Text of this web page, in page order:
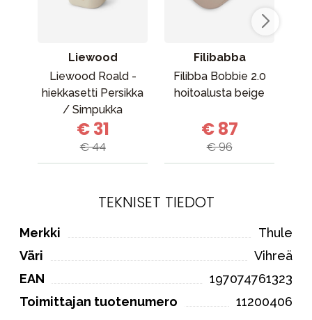
Liewood
Liewood Roald -
hiekkasetti Persikka
/ Simpukka
€ 31
€ 44
Filibabba
Filibba Bobbie 2.0
hoitoalusta beige
€ 87
€ 96
TEKNISET TIEDOT
Merkki
Thule
Väri
Vihreä
EAN
197074761323
Toimittajan tuotenumero
11200406